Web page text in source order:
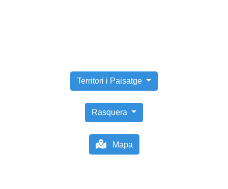
Territori i Paisatge
Rasquera
Mapa